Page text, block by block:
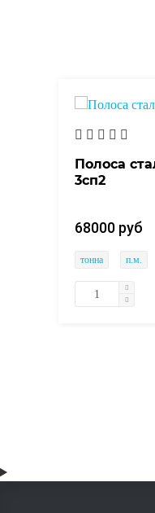
Полоса
3сп2
68000 руб
тонна п.м.